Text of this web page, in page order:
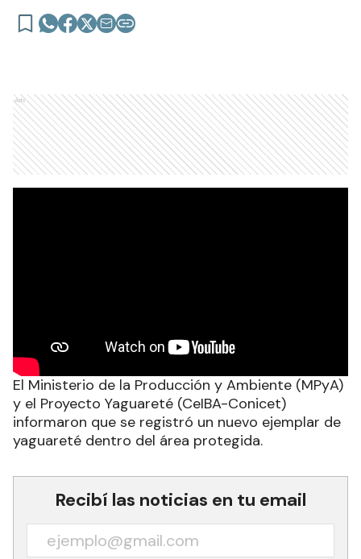
Ads
El Ministerio de la Producción y Ambiente (MPyA)
y el Proyecto Yaguareté (CeIBA-Conicet)
informaron que se registró un nuevo ejemplar de
yaguareté dentro del área protegida.
Recibí las noticias en tu email